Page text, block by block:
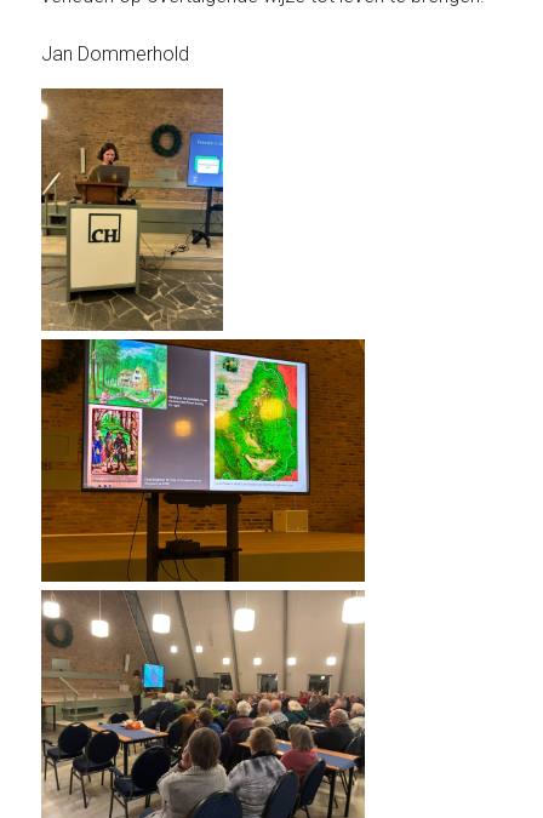
Jan Dommerhold